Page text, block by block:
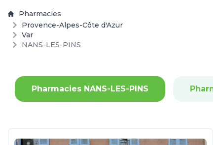
Pharmacies
Provence-Alpes-Côte d'Azur
Var
NANS-LES-PINS
Pharmacies NANS-LES-PINS